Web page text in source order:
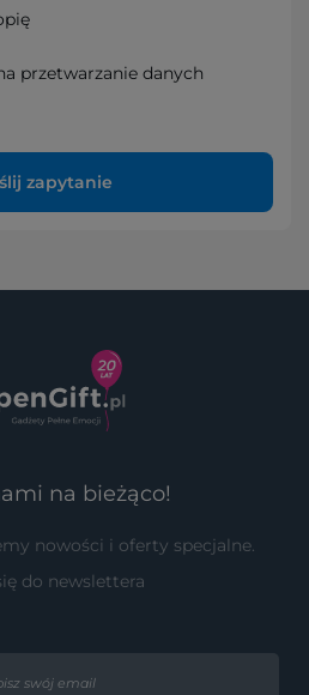
przetwarzanie danych
zapytanie
na bieżąco!
nowości i oferty specjalne.
do newslettera